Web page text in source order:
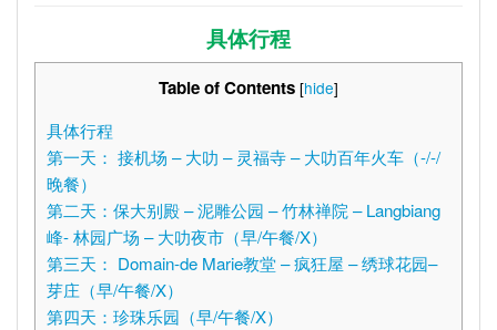
具体行程
Table of Contents [hide]
具体行程
第一天： 接机场 – 大叻 – 灵福寺 – 大叻百年火车（-/-/
晚餐）
第二天：保大别殿 – 泥雕公园 – 竹林禅院 – Langbiang
峰- 林园广场 – 大叻夜市（早/午餐/X）
第三天： Domain-de Marie教堂 – 疯狂屋 – 绣球花园–
芽庄（早/午餐/X）
第四天：珍珠乐园（早/午餐/X）